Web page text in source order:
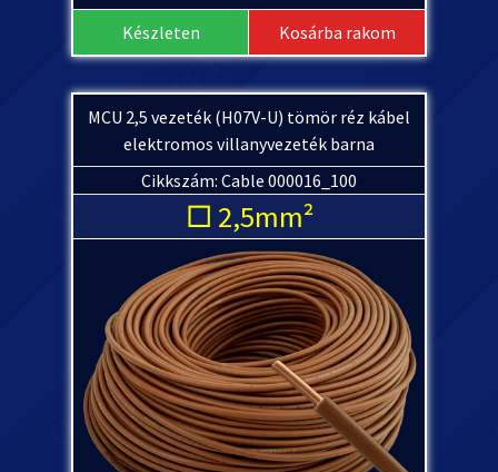
Készleten Kosárba rakom
MCU 2,5 vezeték (H07V-U) tömör réz kábel
elektromos villanyvezeték barna
Cikkszám: Cable 000016_100
□ 2,5mm²